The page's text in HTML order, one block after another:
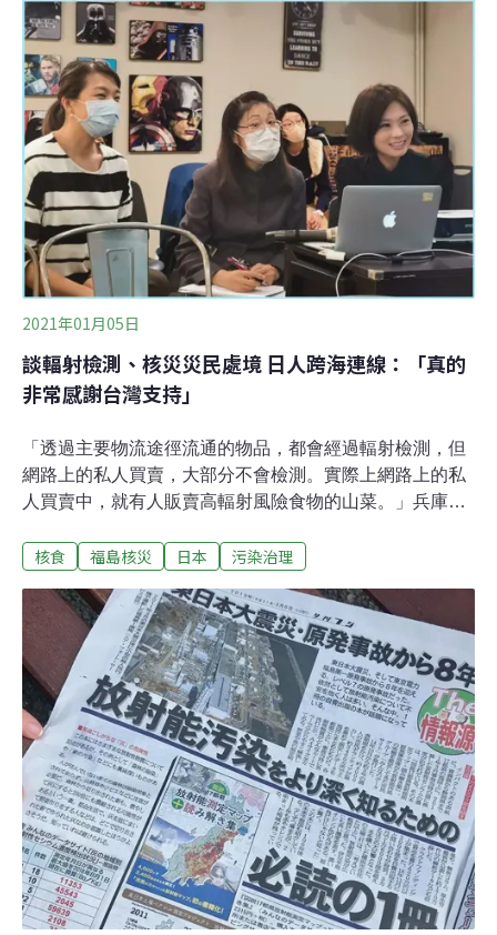
謝長廷在受訪時表示：「有些人即使告訴他們空氣背景值
也有輻射，食品沒有超過就可以，他們還是相信説沒有超
過標準也不可以吃。」「大家要知道，台灣已經變成全世
界對日本食品最嚴格的國家。」
2021年01月05日
談輻射檢測、核災災民處境 日人跨海連線：「真的
非常感謝台灣支持」
「透過主要物流途徑流通的物品，都會經過輻射檢測，但
網路上的私人買賣，大部分不會檢測。實際上網路上的私
人買賣中，就有人販賣高輻射風險食物的山菜。」兵庫縣
民間團體交流的座談上，指出現今日本通路在輻射檢測上
交流協會主辦，與媽媽監督核電廠聯盟協辦的非核座談
〈被隱匿的輻射線報告II－台日對核食的關注與差異〉，邀
請前福島縣郡山市居民上前昌子，與阪神．市民放射能測
定所測定員影山龍，和現場的台灣民眾，進行報告與對
談。在台灣，許多關於核食的報導，只有提到有沒有超過
標準，而忽略了檢測的可測值（下限值），對此，影山龍
做了一番說明。「輻射檢測中有幾個重要的數值，一個是
最低可測值，這是可檢測濃度能到多低的數值。如果無法
檢測出來，不會寫成「0」，而是以「未檢出」表示。這
無法否認含有未滿最低可測值放射性物質的可
核食 福島核災 日本 污染治理